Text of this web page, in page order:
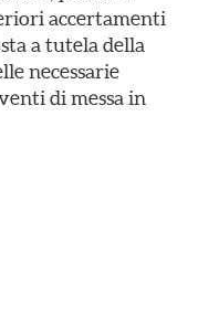
accertamenti
a tutela della
necessarie
di messa in